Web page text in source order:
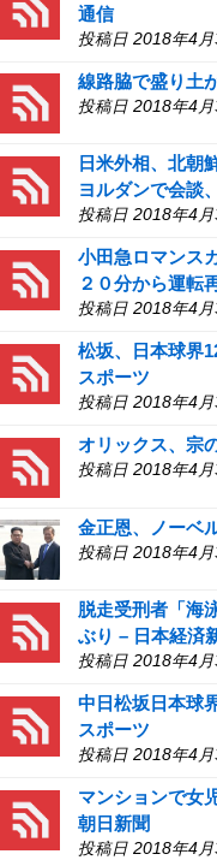
通信
投稿日 2018年4
線路脇で盛り土
投稿日 2018年4
日米外相、北朝
ヨルダンで会談
投稿日 2018年4
小田急ロマンス
２０分から運転
投稿日 2018年4
松坂、日本球界
スポーツ
投稿日 2018年4
オリックス、宗
投稿日 2018年4
金正恩、ノーベ
投稿日 2018年4
脱走受刑者「海
ぶり – 日本経済
投稿日 2018年4
中日松坂日本球
スポーツ
投稿日 2018年4
マンションで女
朝日新聞
投稿日 2018年4